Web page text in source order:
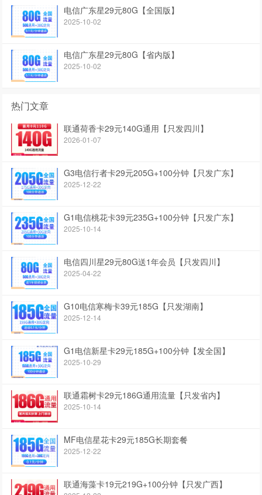
电信广东星29元80G【全国版】
2025-10-02
电信广东星29元80G【省内版】
2025-10-02
热门文章
联通荷香卡29元140G通用【只发四川】
2026-01-07
G3电信行者卡29元205G+100分钟【只发广东】
2025-12-22
G1电信桃花卡39元235G+100分钟【只发广东】
2025-10-14
电信四川星29元80G送1年会员【只发四川】
2025-04-22
G10电信寒梅卡39元185G【只发湖南】
2025-12-14
G1电信新星卡29元185G+100分钟【发全国】
2025-10-29
联通霜树卡29元186G通用流量【只发省内】
2025-10-14
MF电信星花卡29元185G长期套餐
2025-12-22
联通海藻卡19元219G+100分钟【只发广西】